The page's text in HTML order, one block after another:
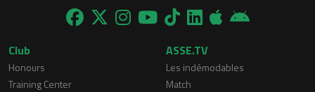
Club
Honours
Training Center
ASSE.TV
Les indémodables
Match